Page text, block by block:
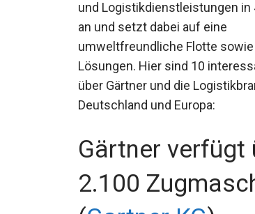
und Logistikdienstleistungen in
an und setzt dabei auf eine
umweltfreundliche Flotte
Lösungen. Hier sind 10
über Gärtner und die
Deutschland und Europa:
Gärtner verfügt
2.100